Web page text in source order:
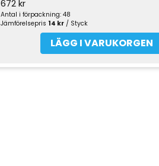
672 kr
Antal i förpackning: 48
Jämförelsepris 14 kr/ Styck
LÄGG I VARUKORGEN